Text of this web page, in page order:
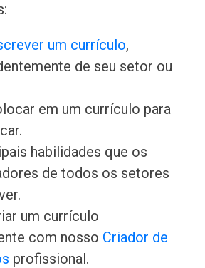
um currículo,
de seu setor ou
em um currículo para
habilidades que os
de todos os setores
um currículo
com nosso Criador de
profissional.